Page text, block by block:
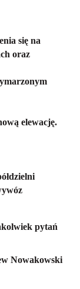
się na
oraz
elewację.
pytań
Nowakowski